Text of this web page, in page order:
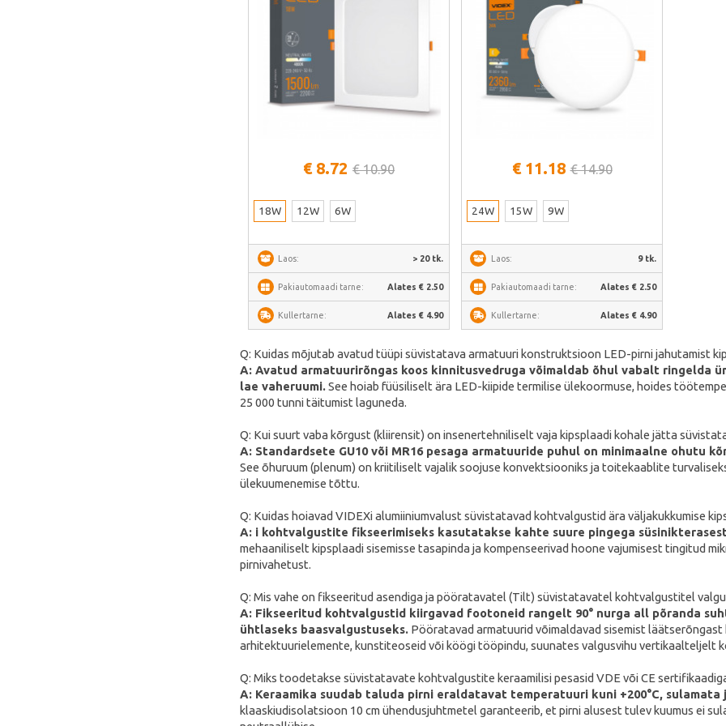
€ 8.72 € 10.90
18W 12W 6W
Laos: > 20 tk.
Pakiautomaadi tarne: Alates € 2.50
Kullertarne: Alates € 4.90
€ 11.18 € 14.90
24W 15W 9W
Laos: 9 tk.
Pakiautomaadi tarne: Alates € 2.50
Kullertarne: Alates € 4.90
Q: Kuidas mõjutab avatud tüüpi süvistatava armatuuri konstruktsioon LED-pirni jahutamist
A: Avatud armatuurirõngas koos kinnitusvedruga võimaldab õhul vabalt ringelda
lae vaheruumi.See hoiab füüsiliselt ära LED-kiipide termilise ülekoormuse, hoides
25 000 tunni täitumist laguneda.
Q: Kui suurt vaba kõrgust (kliirensit) on insenertehniliselt vaja kipsplaadi kohale jätta
A: Standardsete GU10 või MR16 pesaga armatuuride puhul on minimaalne ohutu
See õhuruum (plenum) on kriitiliselt vajalik soojuse konvektsiooniks ja toitekaablite
ülekuumenemise tõttu.
Q: Kuidas hoiavad VIDEXi alumiiniumvalust süvistatavad kohtvalgustid ära väljakukkumise
A: i kohtvalgustite fikseerimiseks kasutatakse kahte suure pingega
mehaaniliselt kipsplaadi sisemisse tasapinda ja kompenseerivad hoone vajumisest tingitud
pirnivahetust.
Q: Mis vahe on fikseeritud asendiga ja pööratavatel (Tilt) süvistatavatel kohtvalgustitel
A: Fikseeritud kohtvalgustid kiirgavad footoneid rangelt 90° nurga all põranda
ühtlaseks baasvalgustuseks.Pööratavad armatuurid võimaldavad sisemist
arhitektuurielemente, kunstiteoseid või köögi tööpindu, suunates valgusvihu vertikaalteljelt
Q: Miks toodetakse süvistatavate kohtvalgustite keraamilisi pesasid VDE või CE
A: Keraamika suudab taluda pirni eraldatavat temperatuuri kuni +200°C,
klaaskiudisolatsioon 10 cm ühendusjuhtmetel garanteerib, et pirni alusest tulev kuumus ei